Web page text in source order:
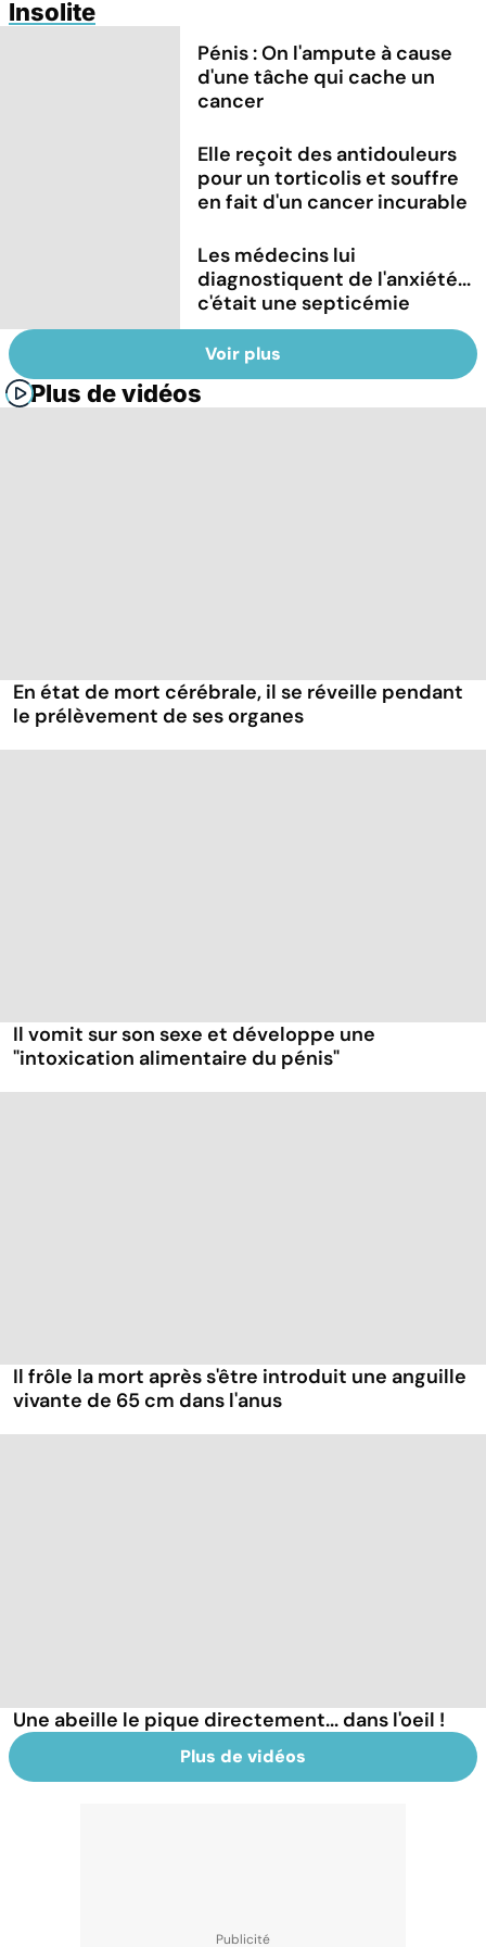
Insolite
Pénis : On l'ampute à cause
d'une tâche qui cache un
cancer
Elle reçoit des antidouleurs
pour un torticolis et souffre
en fait d'un cancer incurable
Les médecins lui
diagnostiquent de l'anxiété...
c'était une septicémie
Voir plus
Plus de vidéos
En état de mort cérébrale, il se réveille pendant
le prélèvement de ses organes
Il vomit sur son sexe et développe une
"intoxication alimentaire du pénis"
Il frôle la mort après s'être introduit une anguille
vivante de 65 cm dans l'anus
Une abeille le pique directement... dans l'oeil !
Plus de vidéos